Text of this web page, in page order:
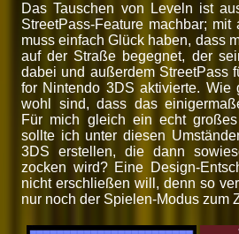
Das Tauschen von Leveln ist
StreetPass-Feature machbar; mit
muss einfach Glück haben, dass
auf der Straße begegnet, der
dabei und außerdem StreetPass
for Nintendo 3DS aktivierte. Wie
wohl sind, dass das
Für mich gleich ein echt
sollte ich unter diesen
3DS erstellen, die dann
zocken wird? Eine Design-
nicht erschließen will, denn so
nur noch der Spielen-Modus zum